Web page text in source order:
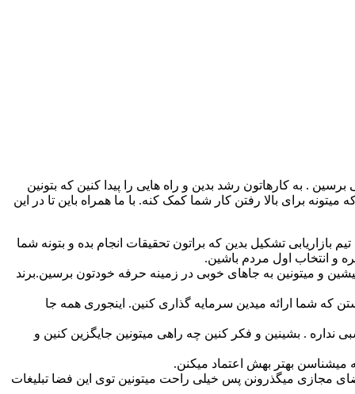
. به کارهاتون رشد بدین و راه هایی را پیدا کنین که بتونین
برای بالا رفتن کار شما کمک کنه. با ما همراه باین تا در این
بازاریابی تشکیل بدین که براتون تحقیقات انجام بده و بتونه شما
و انتخاب اول مردم باشین.
و میتونین به جاهای خوبی در زمینه حرفه خودتون برسین.برند
که شما ارائه میدین سرمایه گذاری کنین. اینجوری همه جا
نداره . بشینین و فکر کنین چه راهی میتونین جایگزین کنین و
میشناسن بهتر بهش اعتماد میکنن.
مجازی میگذرونن پس خیلی راحت میتونین توی این فضا تبلیغات